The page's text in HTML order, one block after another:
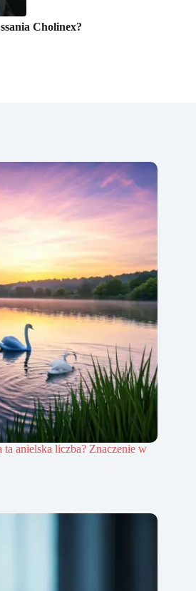
Cholinex?
anielska liczba? Znaczenie w